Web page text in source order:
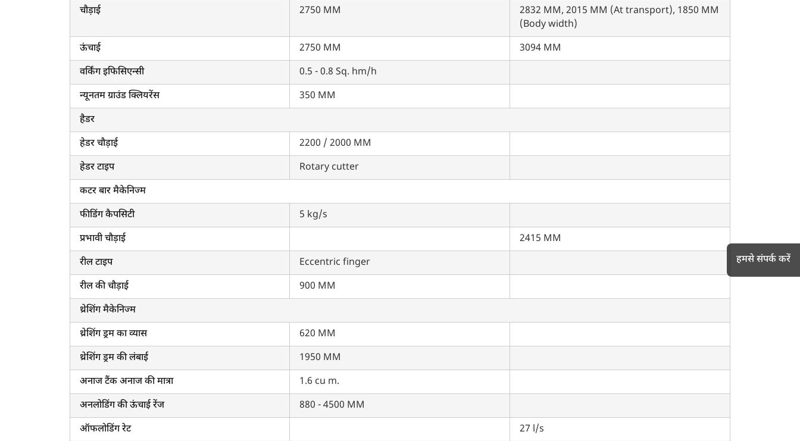
चौड़ाई
2750 MM
2832 MM, 2015 MM (At transport), 1850 MM
(Body width)
ऊंचाई
2750 MM
3094 MM
वर्किंग इफिसिएन्सी
0.5 - 0.8 Sq. hm/h
न्यूनतम ग्राउंड क्लियरेंस
350 MM
हैडर
हेडर चौड़ाई
2200 / 2000 MM
हेडर टाइप
Rotary cutter
कटर बार मैकेनिज्म
फीडिंग कैपसिटी
5 kg/s
प्रभावी चौड़ाई
2415 MM
रील टाइप
Eccentric finger
रील की चौड़ाई
900 MM
थ्रेशिंग मैकेनिज्म
थ्रेशिंग ड्रम का व्यास
620 MM
थ्रेशिंग ड्रम की लंबाई
1950 MM
अनाज टैंक अनाज की मात्रा
1.6 cu m.
अनलोडिंग की ऊंचाई रेंज
880 - 4500 MM
ऑफलोडिंग रेट
27 l/s
हमसे संपर्क करें
हम आपकी किस प्रकार सहायता कर सकते हैं?
पूछताछ के लिए*
अपना पूरा नाम दर्ज करें*
मोबाइल नंबर दर्ज करें
ओटीपी दर्ज करें
पिन कोड दर्ज करें*
Also interested in other loans
Third Parties for purposes outlined in Privacy Policy.